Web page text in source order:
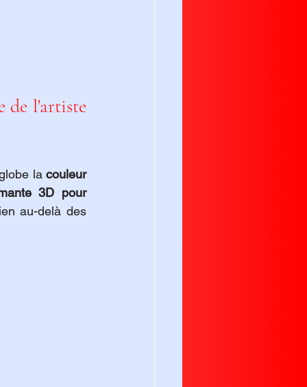
de l'artiste
la couleur
3D pour
au-delà des